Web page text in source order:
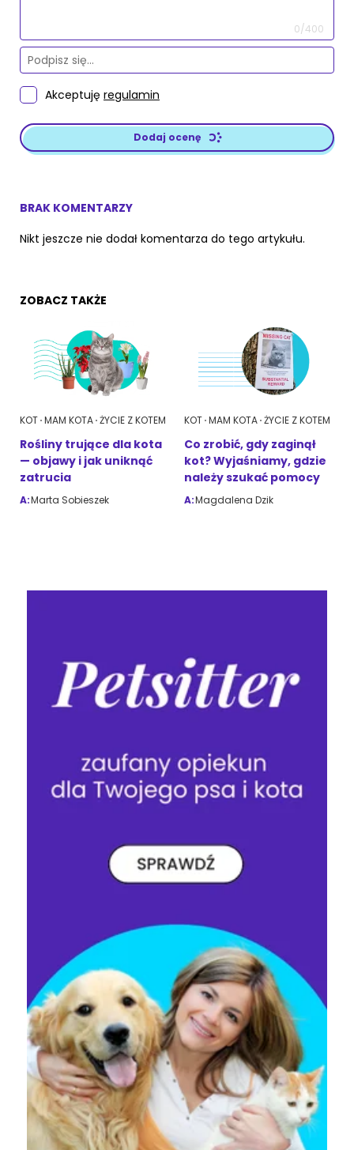
0/400
Akceptuję regulamin
Dodaj ocenę
BRAK KOMENTARZY
Nikt jeszcze nie dodał komentarza do tego artykułu.
ZOBACZ TAKŻE
KOT MAM KOTA ŻYCIE Z KOTEM
Rośliny trujące dla kota
— objawy i jak uniknąć
zatrucia
A:Marta Sobieszek
KOT MAM KOTA ŻYCIE Z KOTEM
Co zrobić, gdy zaginął
kot? Wyjaśniamy, gdzie
należy szukać pomocy
A:Magdalena Dzik